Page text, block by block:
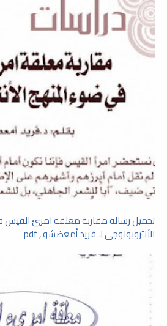
تحميل رسالة مقاربة معلقة امرئ
الأنثروبولوجى لـ فريد أمعضشو , pdf